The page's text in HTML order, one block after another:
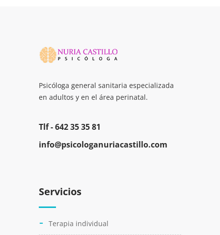
Psicóloga general sanitaria especializada
en adultos y en el área perinatal.
Tlf -642 35 35 81
info@psicologanuriacastillo.com
Servicios
Terapia individual